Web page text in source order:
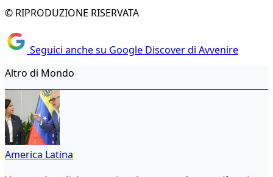
© RIPRODUZIONE RISERVATA
Seguici anche su Google Discover di Avvenire
Altro di Mondo
America Latina